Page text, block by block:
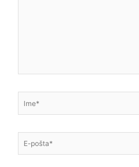
pošta*